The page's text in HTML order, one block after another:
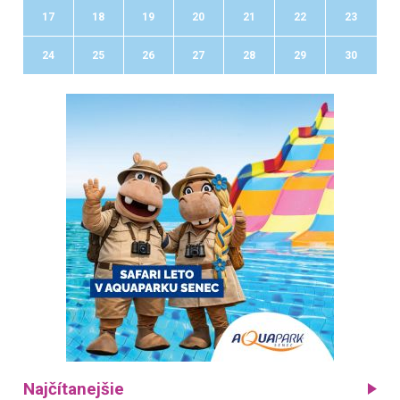
17 18 19 20 21 22 23
24 25 26 27 28 29 30
Najčítanejšie